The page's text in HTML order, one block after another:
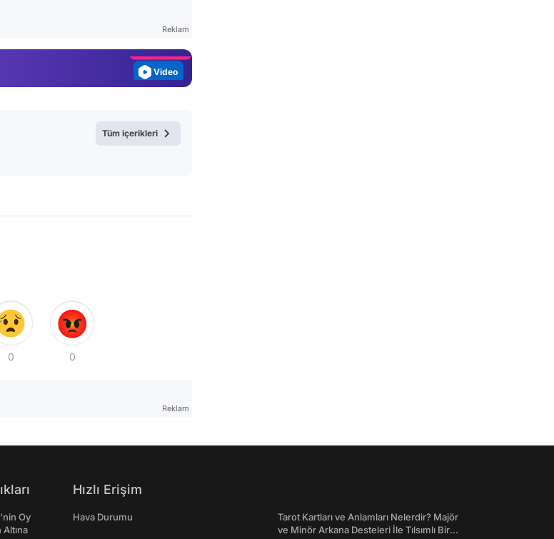
Reklam
Video
Tüm içerikleri
0 0
Reklam
Oy
Altına
Hızlı Erişim
Hava Durumu
Tarot Kartları ve Anlamları Nelerdir? Majör
ve Minör Arkana Desteleri İle Tılsımlı Bir